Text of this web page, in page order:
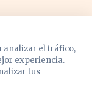
analizar el tráfico,
experiencia.
tus